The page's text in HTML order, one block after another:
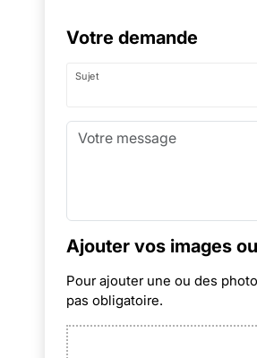
Votre demande
Sujet
Ajouter vos images
Pour ajouter une ou des
pas obligatoire.